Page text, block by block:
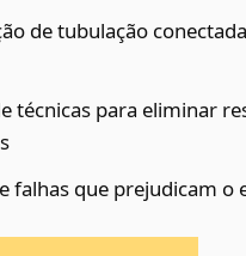
de tubulação
técnicas para eliminar
falhas que prejudicam o